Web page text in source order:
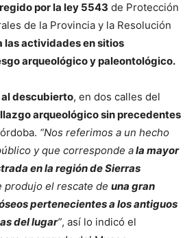
por la ley 5543 de Protección
de la Provincia y la Resolución
las actividades en sitios
arqueológico y paleontológico.
descubierto, en dos calles del
arqueológico sin precedentes
“Nos referimos a un hecho
y que corresponde ala mayor
en la región de Sierras
produjo el rescate de una gran
pertenecientes a los antiguos
del lugar”, así lo indicó el